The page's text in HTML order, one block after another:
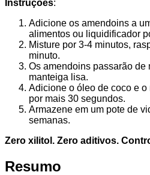
Instruções:
Adicione os amendoins a
alimentos ou liquidificador
Misture por 3-4 minutos,
minuto.
Os amendoins passarão
manteiga lisa.
Adicione o óleo de coco e o
por mais 30 segundos.
Armazene em um pote de
semanas.
Zero xilitol. Zero aditivos.
Resumo